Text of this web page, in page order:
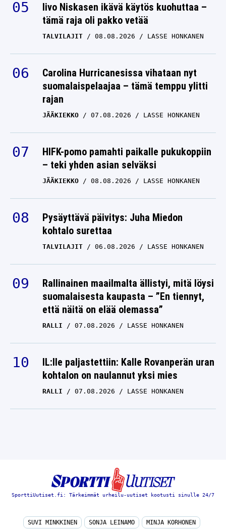
Iivo Niskasen ikävä käytös kuohuttaa –
tämä raja oli pakko vetää
TALVILAJIT 08.08.2026 LASSE HONKANEN
Carolina Hurricanesissa vihataan nyt
suomalaispelaajaa – tämä temppu ylitti
rajan
JÄÄKIEKKO 07.08.2026 LASSE HONKANEN
HIFK-pomo pamahti paikalle pukukoppiin
– teki yhden asian selväksi
JÄÄKIEKKO 08.08.2026 LASSE HONKANEN
Pysäyttävä päivitys: Juha Miedon
kohtalo surettaa
TALVILAJIT 06.08.2026 LASSE HONKANEN
Rallinainen maailmalta ällistyi, mitä löysi
suomalaisesta kaupasta – ”En tiennyt,
että näitä on elää olemassa”
RALLI 07.08.2026 LASSE HONKANEN
IL:lle paljastettiin: Kalle Rovanperän uran
kohtalon on naulannut yksi mies
RALLI 07.08.2026 LASSE HONKANEN
SporttiUutiset.fi: Tärkeimmät urheilu-uutiset kootusti sinulle 24/7
SUVI MINKKINEN SONJA LEINAMO MINJA KORHONEN